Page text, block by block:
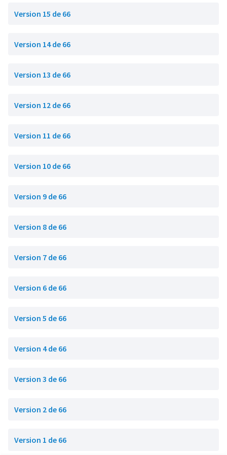
Version 15 de 66
Version 14 de 66
Version 13 de 66
Version 12 de 66
Version 11 de 66
Version 10 de 66
Version 9 de 66
Version 8 de 66
Version 7 de 66
Version 6 de 66
Version 5 de 66
Version 4 de 66
Version 3 de 66
Version 2 de 66
Version 1 de 66